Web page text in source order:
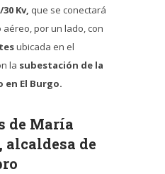
Kv, que se conectará
por un lado, con
ubicada en el
la subestación de la
El Burgo.
de María
de